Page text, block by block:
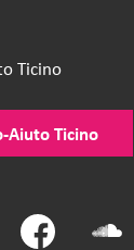
Ticino
Aiuto Ticino